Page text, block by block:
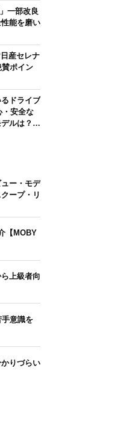
一部改良
能を磨い
産セレナ
ポイン
るドライブ
・安全な
ルは？
ュー・モデ
ープ・リ
【MOBY
ら上級者向
手意識を
かりづらい